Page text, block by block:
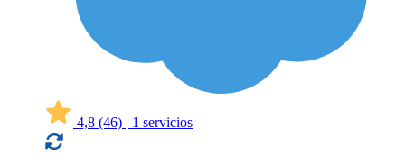
4,8 (46) | 1 servicios